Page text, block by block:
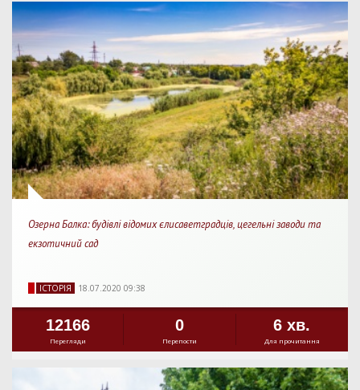
Озерна Балка: будівлі відомих єлисаветградців, цегельні заводи та
екзотичний сад
IСТОРIЯ 18.07.2020 09:38
12166
Перегляди
0
Перепости
6 хв.
Для прочитання